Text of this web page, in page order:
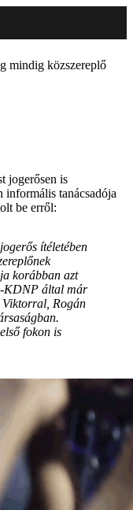
mindig közszereplő
jogerősen is
tanácsadója
be erről:
ítéletében
korábban azt
KDNP által már
Rogán
fokon is